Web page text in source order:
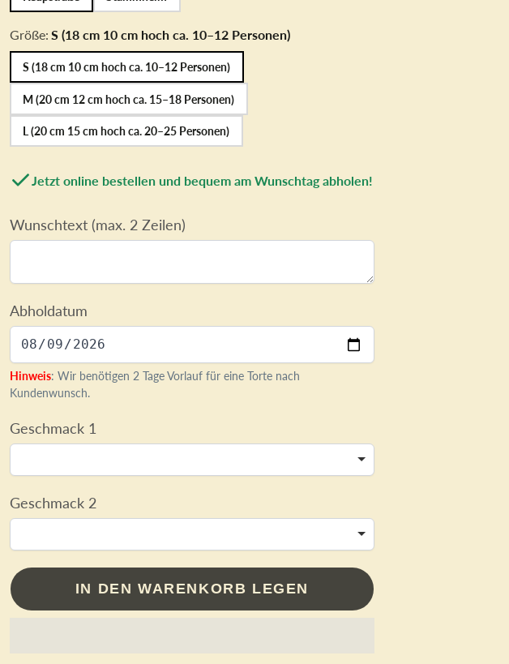
Größe: S (18 cm 10 cm hoch ca. 10–12 Personen)
S (18 cm 10 cm hoch ca. 10–12 Personen)
M (20 cm 12 cm hoch ca. 15–18 Personen)
L (20 cm 15 cm hoch ca. 20–25 Personen)
Jetzt online bestellen und bequem am Wunschtag abholen!
Wunschtext (max. 2 Zeilen)
Abholdatum
Hinweis: Wir benötigen 2 Tage Vorlauf für eine Torte nach
Kundenwunsch.
Geschmack 1
Geschmack 2
IN DEN WARENKORB LEGEN